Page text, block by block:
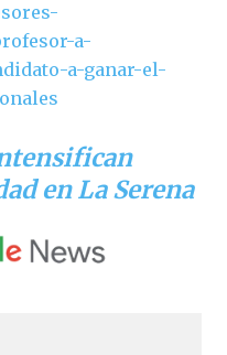
a-
a-ganar-el-
en La Serena